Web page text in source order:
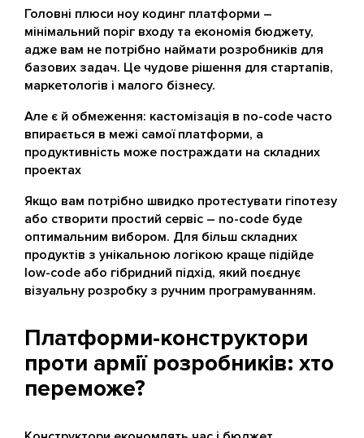
Головні плюси ноу кодинг платформи –
мінімальний поріг входу та економія бюджету,
адже вам не потрібно наймати розробників для
базових задач. Це чудове рішення для стартапів,
маркетологів і малого бізнесу.
Але є й обмеження: кастомізація в no-code часто
впирається в межі самої платформи, а
продуктивність може постраждати на складних
проектах
Якщо вам потрібно швидко протестувати гіпотезу
або створити простий сервіс – no-code буде
оптимальним вибором. Для більш складних
продуктів з унікальною логікою краще підійде
low-code або гібридний підхід, який поєднує
візуальну розробку з ручним програмуванням.
Платформи-конструктори
проти армії розробників: хто
переможе?